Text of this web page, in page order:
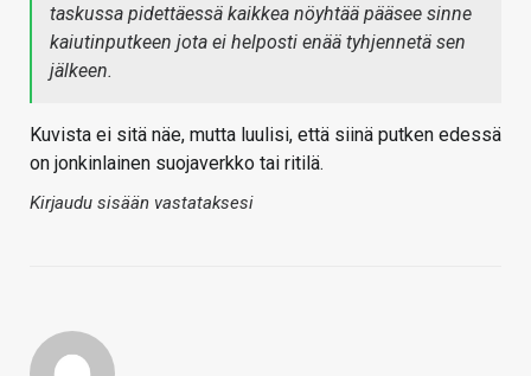
taskussa pidettäessä kaikkea nöyhtää pääsee sinne
kaiutinputkeen jota ei helposti enää tyhjennetä sen
jälkeen.
Kuvista ei sitä näe, mutta luulisi, että siinä putken edessä
on jonkinlainen suojaverkko tai ritilä.
Kirjaudu sisään vastataksesi